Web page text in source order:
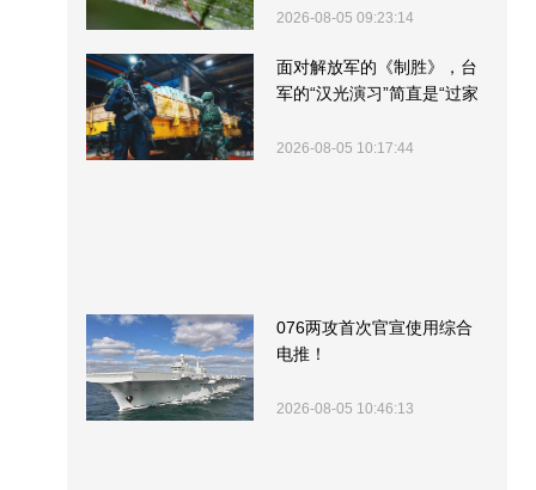
2026-08-05 09:23:14
面对解放军的《制胜》，台
军的“汉光演习”简直是“过家
2026-08-05 10:17:44
076两攻首次官宣使用综合
电推！
2026-08-05 10:46:13